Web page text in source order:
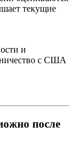
текущие
и
с США
после